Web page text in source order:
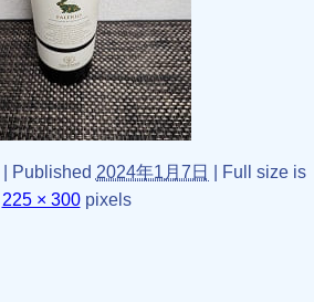
Published 2024年1月7日
Full size is
225 × 300pixels